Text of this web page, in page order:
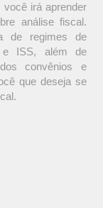
irá aprender
análise fiscal.
de regimes de
e ISS, além de
convênios e
que deseja se